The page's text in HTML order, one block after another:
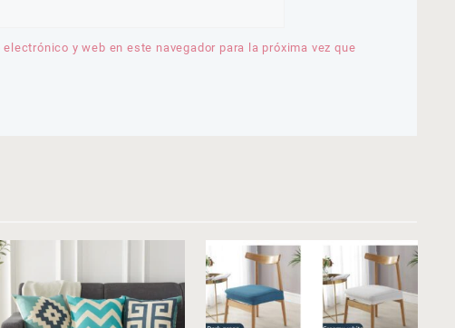
y web en este navegador para la próxima vez que